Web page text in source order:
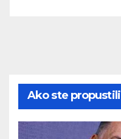
Ako ste propustili